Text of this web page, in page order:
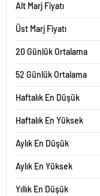
Alt Marj Fiyatı
Üst Marj Fiyatı
20 Günlük Ortalama
52 Günlük Ortalama
Haftalık En Düşük
Haftalık En Yüksek
Aylık En Düşük
Aylık En Yüksek
Yıllık En Düşük